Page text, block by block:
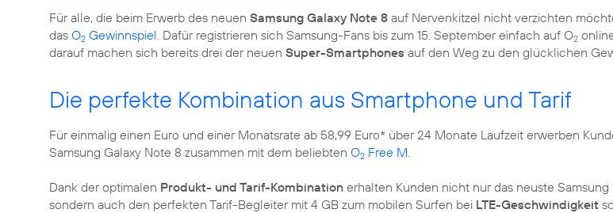
Für alle, die beim Erwerb des neuen Samsung Galaxy Note 8 auf Nervenkitzel nicht verzichten
das O2 Gewinnspiel. Dafür registrieren sich Samsung-Fans bis zum 15. September einfach auf O2
darauf machen sich bereits drei der neuen Super-Smartphones auf den Weg zu den glücklichen
Die perfekte Kombination aus Smartphone und Tarif
Für einmalig einen Euro und einer Monatsrate ab 58,99 Euro* über 24 Monate Laufzeit erwerben
Samsung Galaxy Note 8 zusammen mit dem beliebten O2 Free M.
Dank der optimalen Produkt- und Tarif-Kombination erhalten Kunden nicht nur das neuste Samsung
sondern auch den perfekten Tarif-Begleiter mit 4 GB zum mobilen Surfen bei LTE-Geschwindigkeit